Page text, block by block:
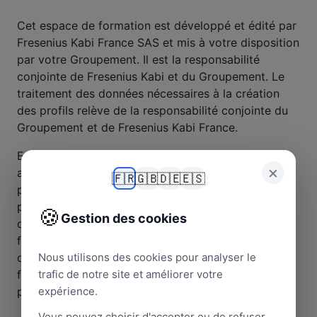
Cet espace de formation est développé et édité par
Fresenius Kabi France SAS et mis à votre disposition
par votre Groupement. Il est la responsabilité
conjointe de Fresenius Kabi et du Groupement. Le
traitement des données nécessaires à la création
des profils relève de la responsabilité conjointe du
Groupement et de Fresenius Kabi France.
En votre qualité de Pharmacien titulaire, vous êtes
amené à collecter et utiliser les données
personnelles de vos employés (pharmaciens,
préparateurs en pharmacie, ou autre professionnel
de santé) afin de leur donner accès à l’espace de
formation « Learning by Fresenius Kabi ». Les
données nécessaires sont : les noms, prénoms,
fonctions, ou postes ainsi qu’une adresse mail
professionnelle.
🇫🇷🇬🇧🇩🇪🇪🇸 ×
🍪 Gestion des cookies
Nous utilisons des cookies pour analyser le
trafic de notre site et améliorer votre
expérience.